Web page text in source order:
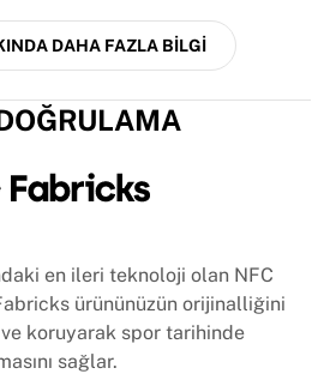
DAHA FAZLA BILGI
en ileri teknoloji olan NFC
ürününüzün orijinalliğini
koruyarak spor tarihinde
sağlar.